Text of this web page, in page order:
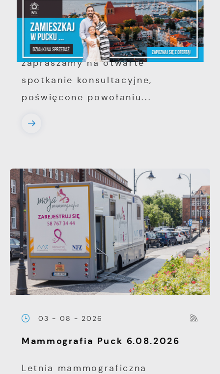
województwie pomorskim
Szanowni Państwo, serdecznie
zapraszamy na otwarte
spotkanie konsultacyjne,
poświęcone powołaniu...
03 - 08 - 2026
Mammografia Puck 6.08.2026
Letnia mammograficzna